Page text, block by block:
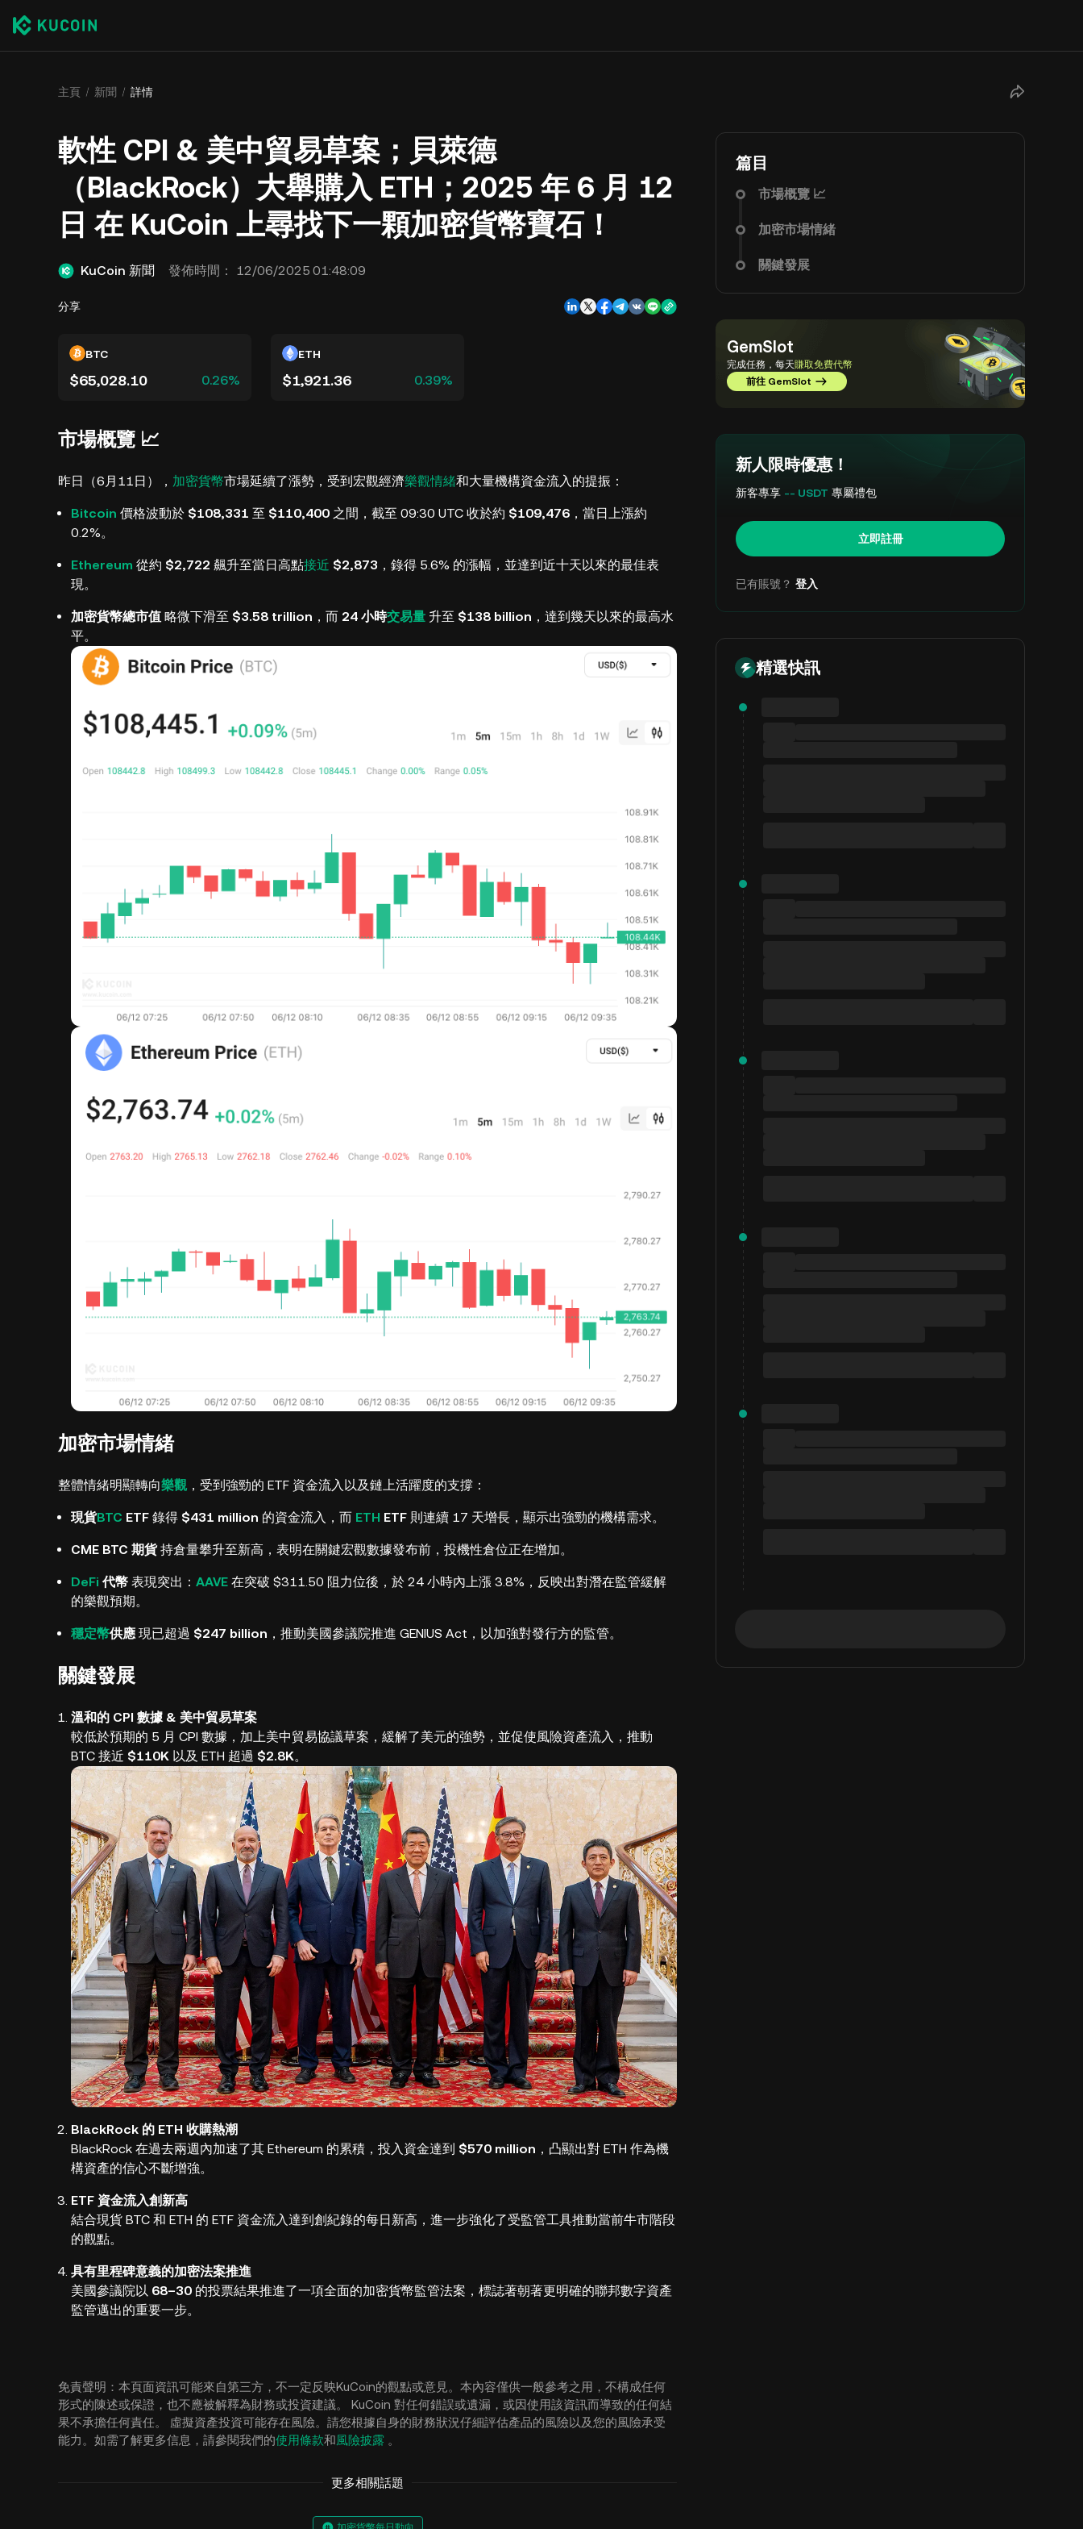
主頁 新聞 詳情
軟性 CPI & 美中貿易草案；貝萊德
（BlackRock）大舉購入 ETH；2025 年 6 月 12
日 在 KuCoin 上尋找下一顆加密貨幣寶石！
KuCoin 新聞 發佈時間： 12/06/2025 01:48:09
分享
BTC
$65,028.10 0.26%
ETH
$1,921.36 0.39%
市場概覽 📈
昨日（6月11日）， 加密貨幣市場延續了漲勢，受到宏觀經濟樂觀情緒和大量機構資金流入的提振：
Bitcoin 價格波動於 $108,331 至 $110,400 之間，截至 09:30 UTC 收於約 $109,476 ，當日上漲約
0.2%。
Ethereum 從約 $2,722 飆升至當日高點接近 $2,873 ，錄得 5.6% 的漲幅，並達到近十天以來的最佳表
現。
加密貨幣總市值 略微下滑至 $3.58 trillion ，而 24 小時交易量 升至 $138 billion ，達到幾天以來的最高水
平。
加密市場情緒
整體情緒明顯轉向樂觀，受到強勁的 ETF 資金流入以及鏈上活躍度的支撐：
現貨BTC ETF 錄得 $431 million 的資金流入，而 ETH ETF 則連續 17 天增長，顯示出強勁的機構需求。
CME BTC 期貨持倉量攀升至新高，表明在關鍵宏觀數據發布前，投機性倉位正在增加。
DeFi 代幣 表現突出： AAVE 在突破 $311.50 阻力位後，於 24 小時內上漲 3.8%，反映出對潛在監管緩解
的樂觀預期。
穩定幣供應 現已超過 $247 billion ，推動美國參議院推進 GENIUS Act，以加強對發行方的監管。
關鍵發展
溫和的 CPI 數據 & 美中貿易草案
較低於預期的 5 月 CPI 數據，加上美中貿易協議草案，緩解了美元的強勢，並促使風險資產流入，推動
BTC 接近 $110K 以及 ETH 超過 $2.8K。
BlackRock 的 ETH 收購熱潮
BlackRock 在過去兩週內加速了其 Ethereum 的累積，投入資金達到 $570 million ，凸顯出對 ETH 作為機
構資產的信心不斷增強。
ETF 資金流入創新高
結合現貨 BTC 和 ETH 的 ETF 資金流入達到創紀錄的每日新高，進一步強化了受監管工具推動當前牛市階段
的觀點。
具有里程碑意義的加密法案推進
美國參議院以 68–30 的投票結果推進了一項全面的加密貨幣監管法案，標誌著朝著更明確的聯邦數字資產
監管邁出的重要一步。
免責聲明：本頁面資訊可能來自第三方，不一定反映KuCoin的觀點或意見。本內容僅供一般參考之用，不構成任何
形式的陳述或保證，也不應被解釋為財務或投資建議。 KuCoin 對任何錯誤或遺漏，或因使用該資訊而導致的任何結
果不承擔任何責任。 虛擬資產投資可能存在風險。請您根據自身的財務狀況仔細評估產品的風險以及您的風險承受
能力。如需了解更多信息，請參閱我們的使用條款和風險披露 。
更多相關話題
篇目
市場概覽 📈
加密市場情緒
關鍵發展
GemSlot
完成任務，每天賺取免費代幣
前往 GemSlot
新人限時優惠！
新客專享 -- USDT 專屬禮包
立即註冊
已有賬號？ 登入
精選快訊